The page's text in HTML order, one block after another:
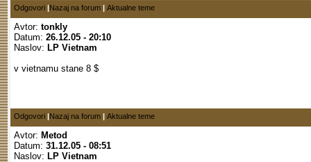
Odgovori |Nazaj na forum | Aktualne teme
Avtor: tonkly
Datum: 26.12.05 - 20:10
Naslov: LP Vietnam
v vietnamu stane 8 $
Odgovori |Nazaj na forum | Aktualne teme
Avtor: Metod
Datum: 31.12.05 - 08:51
Naslov: LP Vietnam